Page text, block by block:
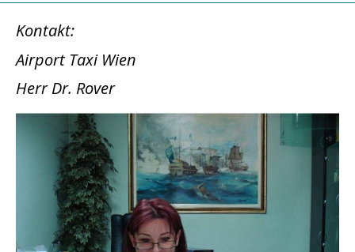
Kontakt:
Airport Taxi Wien
Herr Dr. Rover